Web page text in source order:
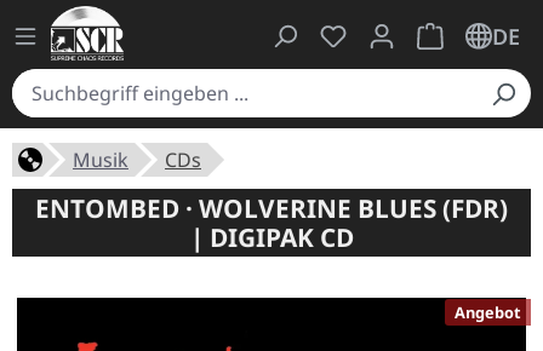
Du hast 0 Produkte
Warenkorb
DE
Musik CDs
ENTOMBED · WOLVERINE BLUES (FDR)
| DIGIPAK CD
Angebot